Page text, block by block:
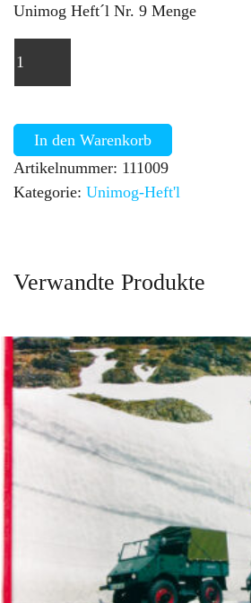
Unimog Heft´l Nr. 9 Menge
In den Warenkorb
Artikelnummer: 111009
Kategorie: Unimog-Heft'l
Verwandte Produkte